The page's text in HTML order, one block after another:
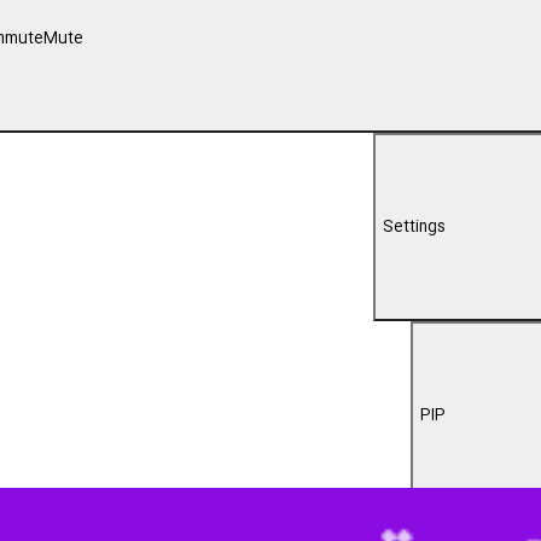
Mute
Settings
PIP